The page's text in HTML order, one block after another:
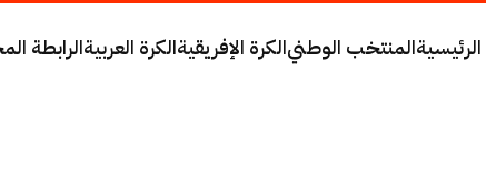
الرئيسيةالمنتخب الوطنيالكرة الإفريقيةالكرة العربيةالرابطة